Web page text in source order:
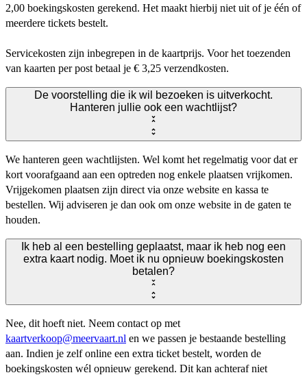
2,00 boekingskosten gerekend. Het maakt hierbij niet uit of je één of
meerdere tickets bestelt.
Servicekosten zijn inbegrepen in de kaartprijs. Voor het toezenden
van kaarten per post betaal je € 3,25 verzendkosten.
De voorstelling die ik wil bezoeken is uitverkocht.
Hanteren jullie ook een wachtlijst?
We hanteren geen wachtlijsten. Wel komt het regelmatig voor dat er
kort voorafgaand aan een optreden nog enkele plaatsen vrijkomen.
Vrijgekomen plaatsen zijn direct via onze website en kassa te
bestellen. Wij adviseren je dan ook om onze website in de gaten te
houden.
Ik heb al een bestelling geplaatst, maar ik heb nog een
extra kaart nodig. Moet ik nu opnieuw boekingskosten
betalen?
Nee, dit hoeft niet. Neem contact op met
kaartverkoop@meervaart.nl en we passen je bestaande bestelling
aan. Indien je zelf online een extra ticket bestelt, worden de
boekingskosten wél opnieuw gerekend. Dit kan achteraf niet